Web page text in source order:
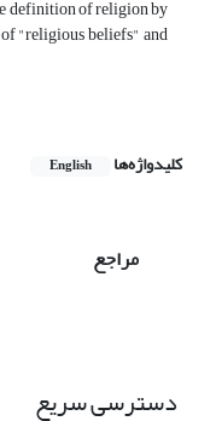
definition of religion by
of "religious beliefs" and
کلیدواژه‌ها English
مراجع
دسترسی سریع